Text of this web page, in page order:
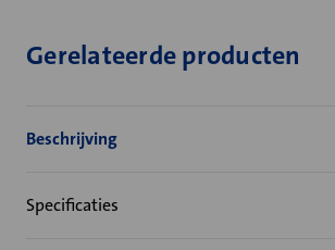
Gerelateerde producten
Beschrijving
Specificaties